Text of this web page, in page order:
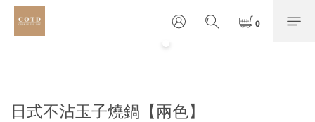
日式不沾玉子燒鍋【兩色】